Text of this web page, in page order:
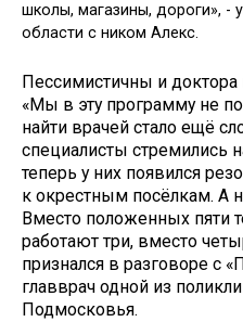
школы, магазины, дороги», -
области с ником Алекс.
Пессимистичны и
«Мы в эту программу не
найти врачей стало ещё
специалисты стремились
теперь у них появился
к окрестным посёлкам. А
Вместо положенных пяти
работают три, вместо
признался в разговоре с
главврач одной из
Подмосковья.